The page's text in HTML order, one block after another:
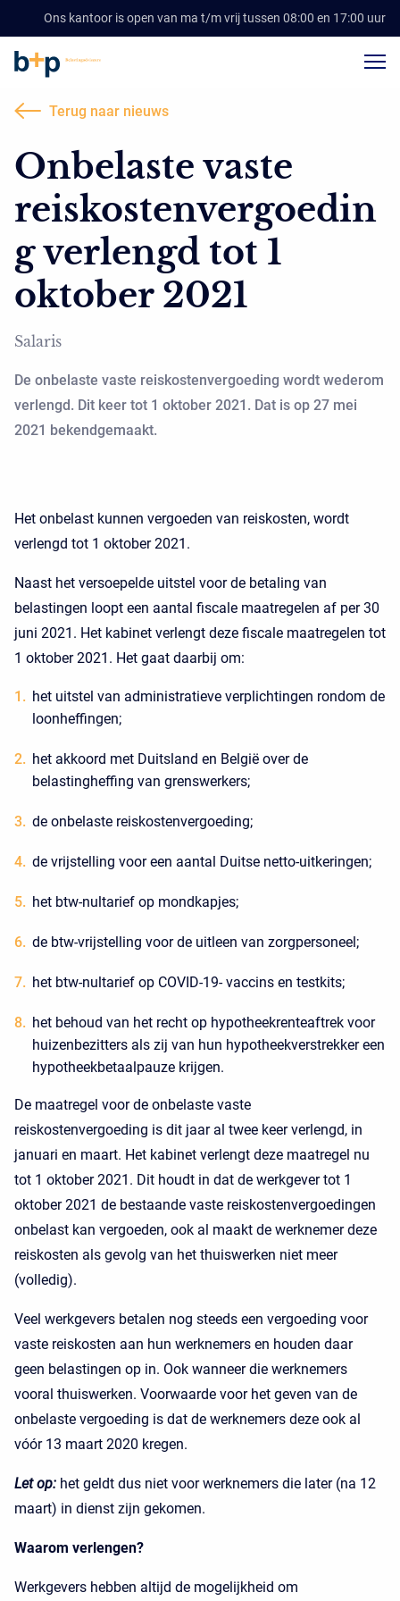
Ons kantoor is open van ma t/m vrij tussen 08:00 en 17:00 uur
Terug naar nieuws
Onbelaste vaste
reiskostenvergoedin
g verlengd tot 1
oktober 2021
Salaris
De onbelaste vaste reiskostenvergoeding wordt wederom
verlengd. Dit keer tot 1 oktober 2021. Dat is op 27 mei
2021 bekendgemaakt.
Het onbelast kunnen vergoeden van reiskosten, wordt
verlengd tot 1 oktober 2021.
Naast het versoepelde uitstel voor de betaling van
belastingen loopt een aantal fiscale maatregelen af per 30
juni 2021. Het kabinet verlengt deze fiscale maatregelen tot
1 oktober 2021. Het gaat daarbij om:
het uitstel van administratieve verplichtingen rondom de
loonheffingen;
het akkoord met Duitsland en België over de
belastingheffing van grenswerkers;
de onbelaste reiskostenvergoeding;
de vrijstelling voor een aantal Duitse netto-uitkeringen;
het btw-nultarief op mondkapjes;
de btw-vrijstelling voor de uitleen van zorgpersoneel;
het btw-nultarief op COVID-19- vaccins en testkits;
het behoud van het recht op hypotheekrenteaftrek voor
huizenbezitters als zij van hun hypotheekverstrekker een
hypotheekbetaalpauze krijgen.
De maatregel voor de onbelaste vaste
reiskostenvergoeding is dit jaar al twee keer verlengd, in
januari en maart. Het kabinet verlengt deze maatregel nu
tot 1 oktober 2021. Dit houdt in dat de werkgever tot 1
oktober 2021 de bestaande vaste reiskostenvergoedingen
onbelast kan vergoeden, ook al maakt de werknemer deze
reiskosten als gevolg van het thuiswerken niet meer
(volledig).
Veel werkgevers betalen nog steeds een vergoeding voor
vaste reiskosten aan hun werknemers en houden daar
geen belastingen op in. Ook wanneer die werknemers
vooral thuiswerken. Voorwaarde voor het geven van de
onbelaste vergoeding is dat de werknemers deze ook al
vóór 13 maart 2020 kregen.
Let op: het geldt dus niet voor werknemers die later (na 12
maart) in dienst zijn gekomen.
Waarom verlengen?
Werkgevers hebben altijd de mogelijkheid om